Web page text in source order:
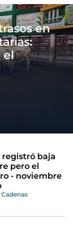
en
el
registró baja
pero el
- noviembre